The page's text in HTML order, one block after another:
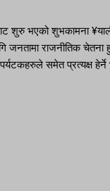
भएको शुभकामना ¥याली
जनतामा राजनीतिक
पर्यटकहरुले समेत प्रत्यक्ष